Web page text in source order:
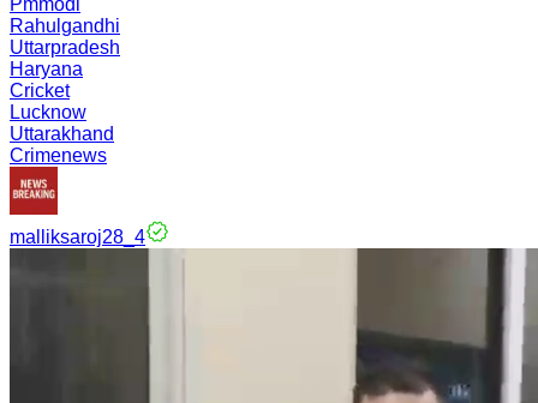
Pmmodi
Rahulgandhi
Uttarpradesh
Haryana
Cricket
Lucknow
Uttarakhand
Crimenews
malliksaroj28_4